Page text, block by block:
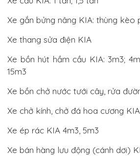
Xe gắn bửng nâng KIA: thùng kèo
Xe thang sửa điện KIA
Xe bồn hút hầm cầu KIA: 3m3;
15m3
Xe bồn chở nước tưới cây, rửa
Xe chở kính, chở đá hoa cương
Xe ép rác KIA 4m3, 5m3
Xe bán hàng lưu động (cánh dơi)